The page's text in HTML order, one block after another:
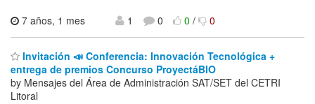
7 años, 1 mes
1 0 0/ 0
Invitación 📣 Conferencia: Innovación Tecnológica +
entrega de premios Concurso ProyectáBIO
by Mensajes del Área de Administración SAT/SET del CETRI
Litoral